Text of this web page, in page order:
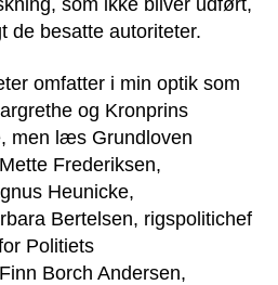
som ikke bliver udført,
de besatte autoriteter.
omfatter i min optik som
og Kronprins
men læs Grundloven
Frederiksen,
Heunicke,
Bertelsen, rigspolitichef
Politiets
Borch Andersen,